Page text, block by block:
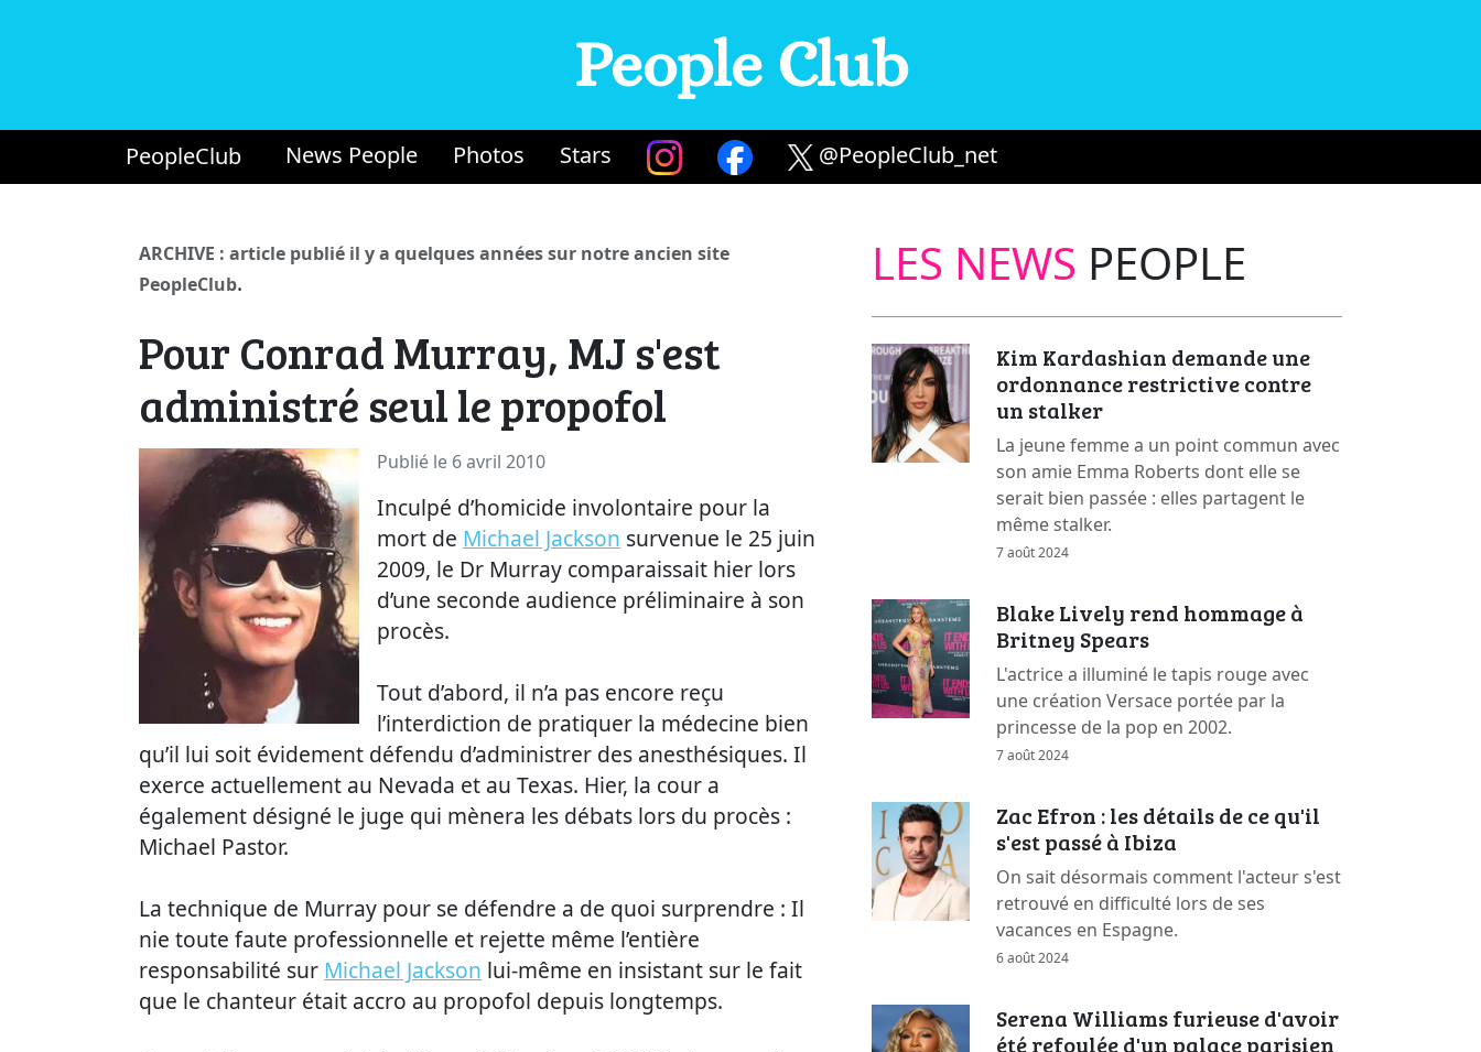
People Club
PeopleClub News People Photos Stars @PeopleClub_net
ARCHIVE : article publié il y a quelques années sur notre ancien site
PeopleClub.
Pour Conrad Murray, MJ s'est
administré seul le propofol
Publié le 6 avril 2010
Inculpé d’homicide involontaire pour la
mort de Michael Jackson survenue le 25 juin
2009, le Dr Murray comparaissait hier lors
d’une seconde audience préliminaire à son
procès.
Tout d’abord, il n’a pas encore reçu
l’interdiction de pratiquer la médecine bien
qu’il lui soit évidement défendu d’administrer des anesthésiques. Il
exerce actuellement au Nevada et au Texas. Hier, la cour a
également désigné le juge qui mènera les débats lors du procès :
Michael Pastor.
La technique de Murray pour se défendre a de quoi surprendre : Il
nie toute faute professionnelle et rejette même l’entière
responsabilité sur Michael Jackson lui-même en insistant sur le fait
que le chanteur était accro au propofol depuis longtemps.
LES NEWS PEOPLE
Kim Kardashian demande une
ordonnance restrictive contre
un stalker
La jeune femme a un point commun avec
son amie Emma Roberts dont elle se
serait bien passée : elles partagent le
même stalker.
7 août 2024
Blake Lively rend hommage à
Britney Spears
L'actrice a illuminé le tapis rouge avec
une création Versace portée par la
princesse de la pop en 2002.
7 août 2024
Zac Efron : les détails de ce qu'il
s'est passé à Ibiza
On sait désormais comment l'acteur s'est
retrouvé en difficulté lors de ses
vacances en Espagne.
6 août 2024
Serena Williams furieuse d'avoir
été refoulée d'un palace parisien